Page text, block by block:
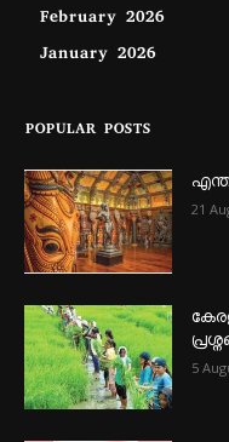
February 2026
January 2026
POPULAR POSTS
21
5